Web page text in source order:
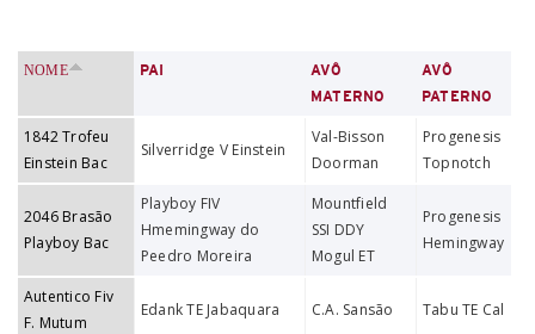
NOME PAI
AVÔ
MATERNO
AVÔ
PATERNO
1842 Trofeu
Einstein Bac
Silverridge V Einstein
Val-Bisson
Doorman
Progenesis
Topnotch
2046 Brasão
Playboy Bac
Playboy FIV
Hmemingway do
Peedro Moreira
Mountfield
SSI DDY
Mogul ET
Progenesis
Hemingway
Autentico Fiv
F. Mutum
Edank TE Jabaquara C.A. Sansão Tabu TE Cal